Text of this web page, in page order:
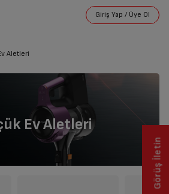
Aletleri
Ev Aletleri
Görüş İletin